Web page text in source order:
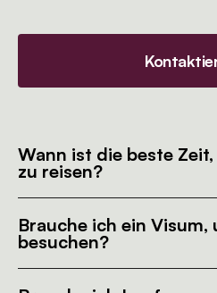
Wann ist die beste
zu reisen?
Brauche ich ein Visum,
besuchen?